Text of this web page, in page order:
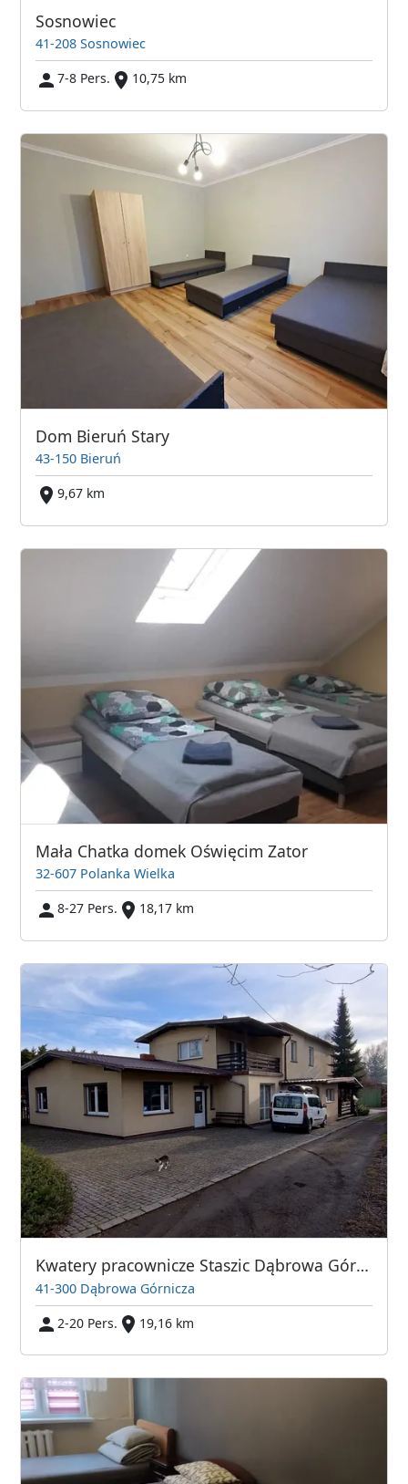
Sosnowiec
41-208 Sosnowiec
7-8 Pers.
10,75 km
Dom Bieruń Stary
43-150 Bieruń
9,67 km
Mała Chatka domek Oświęcim Zator
32-607 Polanka Wielka
8-27 Pers.
18,17 km
Kwatery pracownicze Staszic Dąbrowa Górnicza
41-300 Dąbrowa Górnicza
2-20 Pers.
19,16 km